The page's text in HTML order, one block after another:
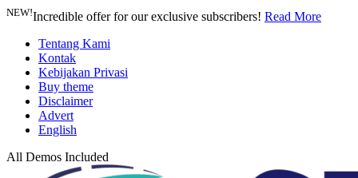
NEW!Incredible offer for our exclusive subscribers! Read More
Tentang Kami
Kontak
Kebijakan Privasi
Buy theme
Disclaimer
Advert
English
All Demos Included